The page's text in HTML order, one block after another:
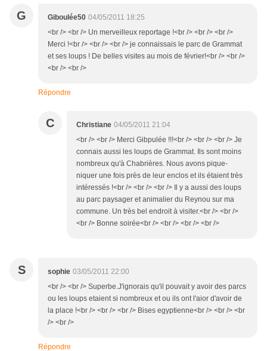
G Giboulée50 04/05/2011 18:25
<br /> <br /> Un merveilleux reportage !<br /> <br /> <br />
Merci !<br /> <br /> <br /> je connaissais le parc de Grammat
et ses loups ! De belles visites au mois de février!<br /> <br />
<br /> <br />
Répondre
C Christiane 04/05/2011 21:04
<br /> <br /> Merci Gibpulée !!!<br /> <br /> <br /> Je
connais aussi les loups de Grammat. Ils sont moins
nombreux qu'à Chabrières. Nous avons pique-
niquer une fois près de leur enclos et ils étaient très
intéressés !<br /> <br /> <br /> Il y a aussi des loups
au parc paysager et animalier du Reynou sur ma
commune. Un très bel endroit à visiter.<br /> <br />
<br /> Bonne soirée<br /> <br /> <br /> <br />
S sophie 03/05/2011 22:00
<br /> <br /> Superbe.J'ignorais qu'il pouvait y avoir des parcs
ou les loups etaient si nombreux et ou ils ont l'aior d'avoir de
la place !<br /> <br /> <br /> Bises egyptienne<br /> <br /> <br
/> <br />
Répondre